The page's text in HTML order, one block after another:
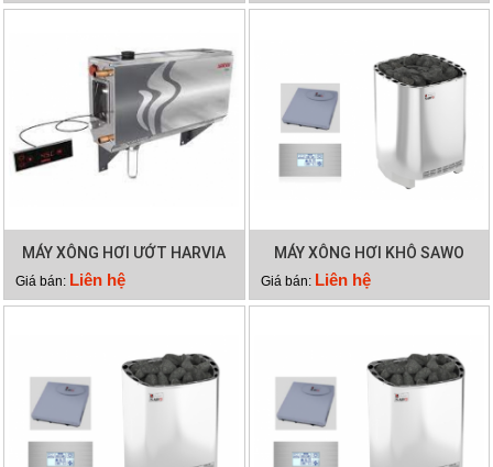
MÁY XÔNG HƠI ƯỚT HARVIA
HGX90
Giá bán: Liên hệ
MÁY XÔNG HƠI KHÔ SAWO
SAV 105NS
Giá bán: Liên hệ